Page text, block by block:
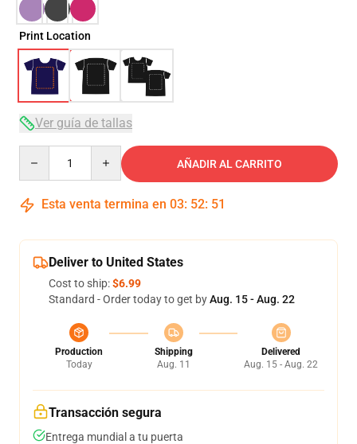
Print Location
Ver guía de tallas
AÑADIR AL CARRITO
Esta venta termina en 03: 52: 50
Deliver to United States
Cost to ship:$6.99
Standard - Order today to get byAug. 15 - Aug. 22
Production
Today
Shipping
Aug. 11
Delivered
Aug. 15 - Aug. 22
Transacción segura
Entrega mundial a tu puerta